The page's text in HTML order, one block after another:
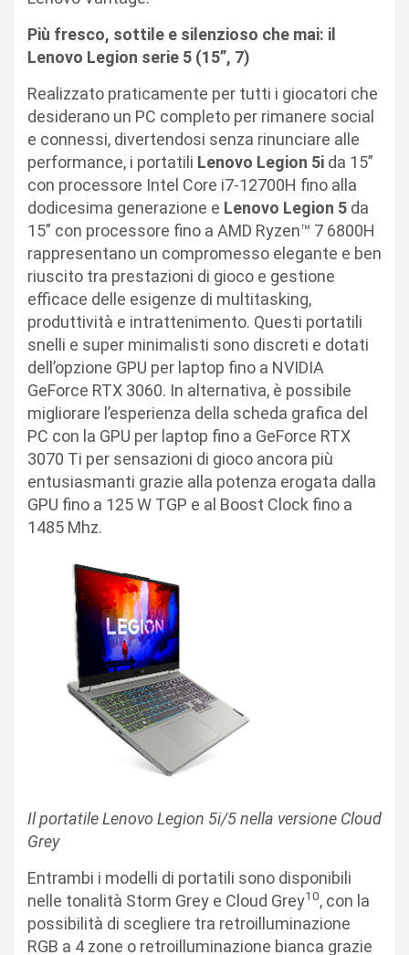
Più fresco, sottile e silenzioso che mai: il
Lenovo Legion serie 5 (15”, 7)
Realizzato praticamente per tutti i giocatori che
desiderano un PC completo per rimanere social
e connessi, divertendosi senza rinunciare alle
performance, i portatili Lenovo Legion 5i da 15”
con processore Intel Core i7-12700H fino alla
dodicesima generazione e Lenovo Legion 5 da
15” con processore fino a AMD Ryzen™ 7 6800H
rappresentano un compromesso elegante e ben
riuscito tra prestazioni di gioco e gestione
efficace delle esigenze di multitasking,
produttività e intrattenimento. Questi portatili
snelli e super minimalisti sono discreti e dotati
dell’opzione GPU per laptop fino a NVIDIA
GeForce RTX 3060. In alternativa, è possibile
migliorare l’esperienza della scheda grafica del
PC con la GPU per laptop fino a GeForce RTX
3070 Ti per sensazioni di gioco ancora più
entusiasmanti grazie alla potenza erogata dalla
GPU fino a 125 W TGP e al Boost Clock fino a
1485 Mhz.
Il portatile Lenovo Legion 5i/5 nella versione Cloud
Grey
Entrambi i modelli di portatili sono disponibili
nelle tonalità Storm Grey e Cloud Grey10, con la
possibilità di scegliere tra retroilluminazione
RGB a 4 zone o retroilluminazione bianca grazie